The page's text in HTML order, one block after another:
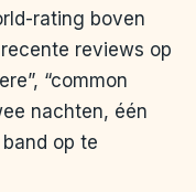
rating boven
reviews op
“common
nachten, één
op te